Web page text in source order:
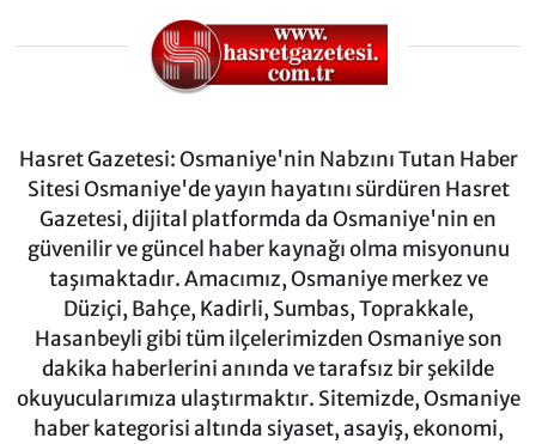
Hasret Gazetesi: Osmaniye'nin Nabzını Tutan Haber
Sitesi Osmaniye'de yayın hayatını sürdüren Hasret
Gazetesi, dijital platformda da Osmaniye'nin en
güvenilir ve güncel haber kaynağı olma misyonunu
taşımaktadır. Amacımız, Osmaniye merkez ve
Düziçi, Bahçe, Kadirli, Sumbas, Toprakkale,
Hasanbeyli gibi tüm ilçelerimizden Osmaniye son
dakika haberlerini anında ve tarafsız bir şekilde
okuyucularımıza ulaştırmaktır. Sitemizde, Osmaniye
haber kategorisi altında siyaset, asayiş, ekonomi,